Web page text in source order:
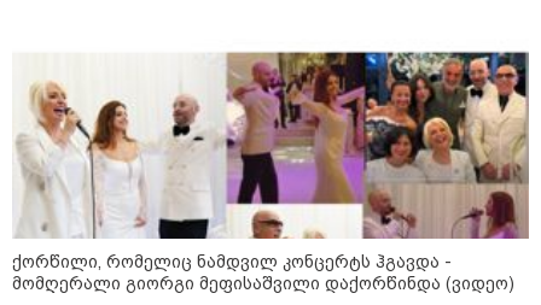
მათ სიცოცხლე დავუბრუნეთ" - ქართველი
მეზღვაური წერს, რომ 36 მიგრანტი, მათ
შორის, ორსული გოგონა გადაარჩინა
09:33 / 05-08-2026
"მამის მიერ ცოტნესთვის
დატოვებულ სახლში
თვითნებურად ცხოვრობს
ადამიანი, რომელიც ზვიადის
ანდერძში ერთი სიტყვითაც კი
ქორწილი, რომელიც ნამდვილ კონცერტს ჰგავდა -
მომღერალი გიორგი მეფისაშვილი დაქორწინდა (ვიდეო)